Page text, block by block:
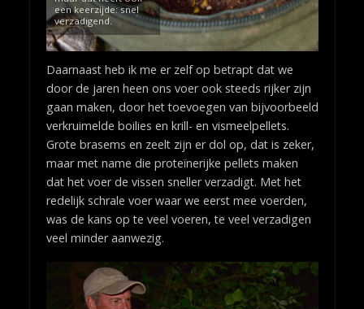
een keerzijde: snel
verzadigend.
Daarnaast heb ik me er zelf op betrapt dat we
door de jaren heen ons voer ook steeds rijker zijn
gaan maken, door het toevoegen van bijvoorbeeld
verkruimelde boilies en krill- en vismeelpellets.
Grote brasems en zeelt zijn er dol op, dat is zeker,
maar met name die proteïnerijke pellets maken
dat het voer de vissen sneller verzadigt. Met het
redelijk schrale voer waar we eerst mee voerden,
was de kans op te veel voeren, te veel verzadigen
veel minder aanwezig.